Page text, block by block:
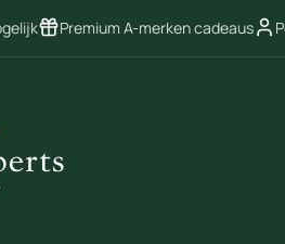
Premium A-merken cadeaus